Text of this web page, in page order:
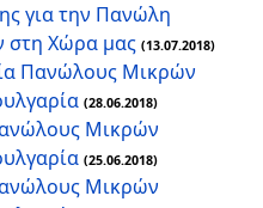
για την Πανώλη
στη Χώρα μας (13.07.2018)
Πανώλους Μικρών
(28.06.2018)
Μικρών
(25.06.2018)
Μικρών